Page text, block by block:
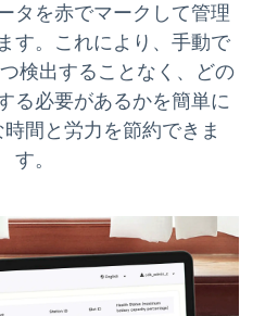
タを赤でマークして管理
す。これにより、手動で
検出することなく、どの
る必要があるかを簡単に
間と労力を節約できま
す。